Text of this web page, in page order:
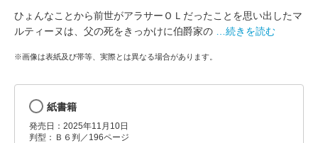
ひょんなことから前世がアラサーＯＬだったことを思い出したマ
ルティーヌは、父の死をきっかけに伯爵家の
…続きを読む
※画像は表紙及び帯等、実際とは異なる場合があります。
紙書籍
発売日：2025年11月10日
判型：Ｂ６判／196ページ